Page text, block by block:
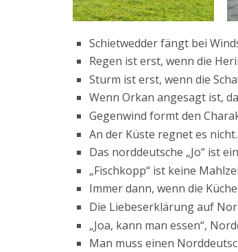
Schietwedder fängt bei
Regen ist erst, wenn die
Sturm ist erst, wenn die
Wenn Orkan angesagt ist,
Gegenwind formt den
An der Küste regnet es
Das norddeutsche „Jo“ ist
„Fischkopp“ ist keine
Immer dann, wenn die
Die Liebeserklärung auf
„Joa, kann man essen“,
Man muss einen